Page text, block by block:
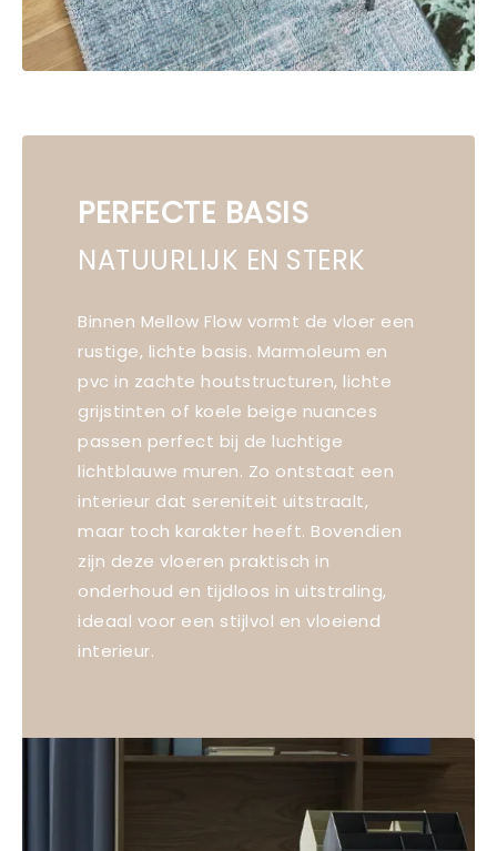
PERFECTE BASIS
NATUURLIJK EN STERK
Binnen Mellow Flow vormt de vloer een
rustige, lichte basis. Marmoleum en
pvc in zachte houtstructuren, lichte
grijstinten of koele beige nuances
passen perfect bij de luchtige
lichtblauwe muren. Zo ontstaat een
interieur dat sereniteit uitstraalt,
maar toch karakter heeft. Bovendien
zijn deze vloeren praktisch in
onderhoud en tijdloos in uitstraling,
ideaal voor een stijlvol en vloeiend
interieur.